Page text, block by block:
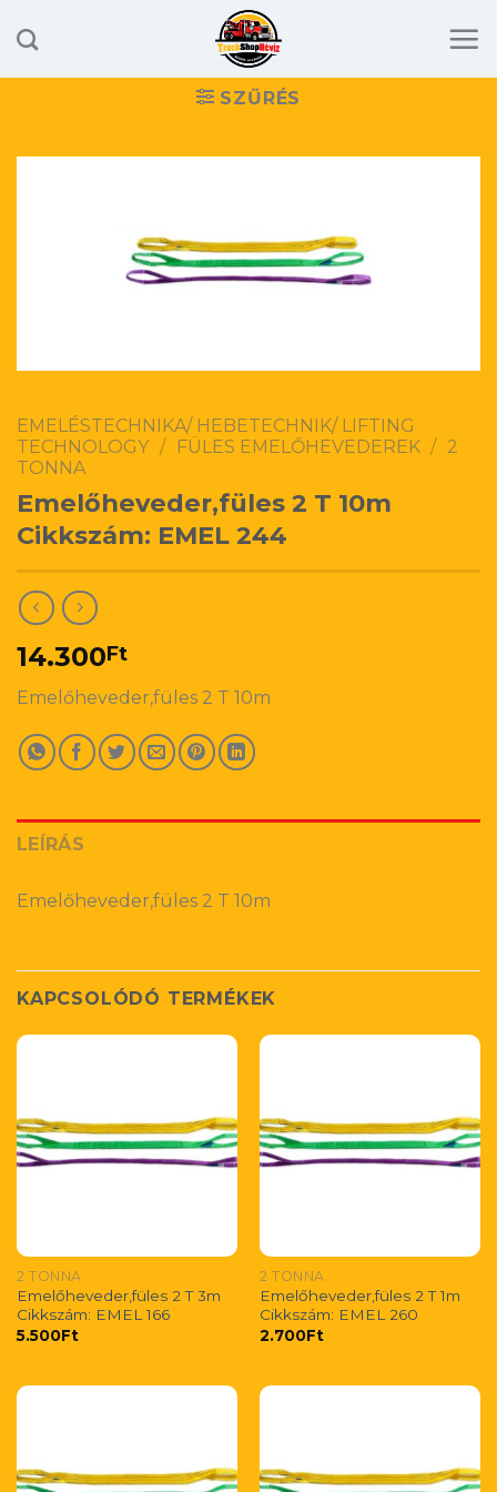
to
SZŰRÉS
EMELÉSTECHNIKA/ HEBETECHNIK/ LIFTING
TECHNOLOGY / FÜLES EMELŐHEVEDEREK / 2
TONNA
Emelőheveder,füles 2 T 10m
Cikkszám: EMEL 244
14.300Ft
Emelőheveder,füles 2 T 10m
LEÍRÁS
Emelőheveder,füles 2 T 10m
KAPCSOLÓDÓ TERMÉKEK
2 TONNA
Emelőheveder,füles 2 T 3m
Cikkszám: EMEL 166
5.500Ft
2 TONNA
Emelőheveder,füles 2 T 1m
Cikkszám: EMEL 260
2.700Ft